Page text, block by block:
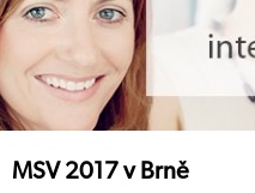
MSV 2017 v Brně